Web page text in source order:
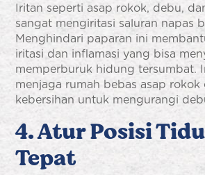
Iritan seperti asap rokok, debu,
sangat mengiritasi saluran napas
Menghindari paparan ini
iritasi dan inflamasi yang bisa
memperburuk hidung tersumbat.
menjaga rumah bebas asap rokok
kebersihan untuk mengurangi
4. Atur Posisi
Tepat